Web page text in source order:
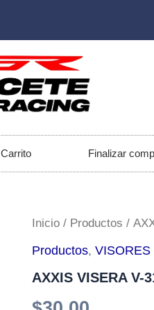
Carrito Finalizar
Inicio / Productos /
Productos, VISORES
AXXIS VISERA V-